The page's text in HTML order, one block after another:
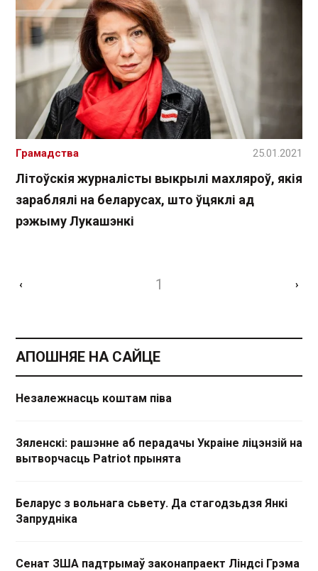
Літоўскія журналісты выкрылі махляроў, якія
зараблялі на беларусах, што ўцяклі ад
рэжыму Лукашэнкі
Грамадства 25.01.2021
‹ 1 ›
АПОШНЯЕ НА САЙЦЕ
Незалежнасць коштам піва
Зяленскі: рашэнне аб перадачы Украіне ліцэнзій на
вытворчасць Patriot прынята
Беларус з вольнага сьвету. Да стагодзьдзя Янкі
Запрудніка
Сенат ЗША падтрымаў законапраект Ліндсі Грэма